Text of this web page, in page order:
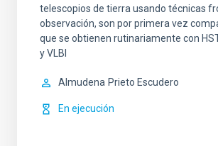
telescopios de tierra usando técnicas
observación, son por primera vez
que se obtienen rutinariamente con
y VLBI
Almudena Prieto Escudero
En ejecución